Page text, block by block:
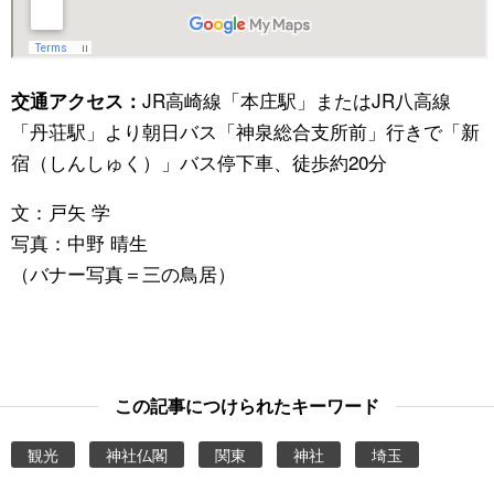
交通アクセス： JR高崎線「本庄駅」 またはJR八高線
「丹荘駅」 より朝日バス「神泉総合支所前」行きで「新
宿（しんしゅく）」バス停下車、徒歩約20分
文：戸矢 学
写真：中野 晴生
（バナー写真＝三の鳥居）
この記事につけられたキーワード
観光 神社仏閣 関東 神社 埼玉